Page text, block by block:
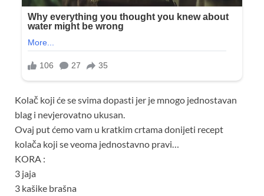
Kolač koji će se svima dopasti jer je mnogo jednostavan
blag i nevjerovatno ukusan.
Ovaj put ćemo vam u kratkim crtama donijeti recept
kolača koji se veoma jednostavno pravi…
KORA :
3 jaja
3 kašike brašna